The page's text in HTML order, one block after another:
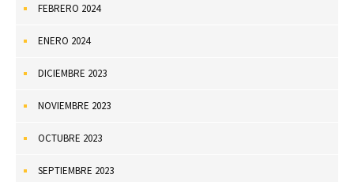
FEBRERO 2024
ENERO 2024
DICIEMBRE 2023
NOVIEMBRE 2023
OCTUBRE 2023
SEPTIEMBRE 2023